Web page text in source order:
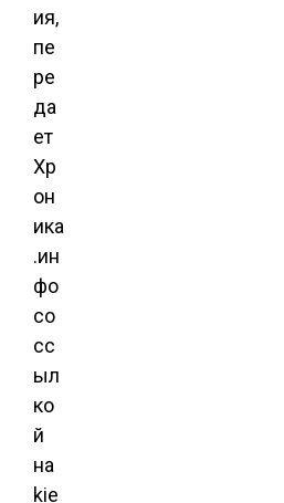
ия,
пе
ре
да
ет
Хр
он
ика
.ин
фо
со
сс
ыл
ко
й
на
kie